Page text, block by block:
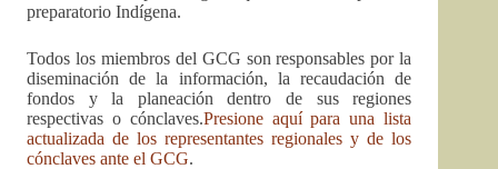
preparatorio Indígena.
Todos los miembros del GCG son responsables por la
diseminación de la información, la recaudación de
fondos y la planeación dentro de sus regiones
respectivas o cónclaves.Presione aquí para una lista
actualizada de los representantes regionales y de los
cónclaves ante el GCG.